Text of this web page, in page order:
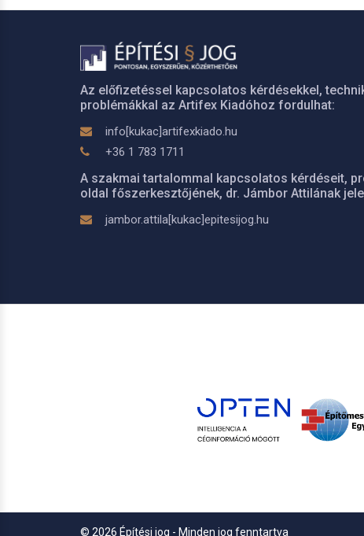
Az előfizetéssel kapcsolatos kérdésekkel,
problémákkal az Artifex Kiadóhoz fordulhat:
info[kukac]artifexkiado.hu
+36 1 783 1711
A szakmai tartalommal kapcsolatos kérdéseit,
oldal főszerkesztőjének, dr. Jámbor Attilának
jambor.attila[kukac]epitesijog.hu
© 2026 Építési jog - Minden jog fenntartva